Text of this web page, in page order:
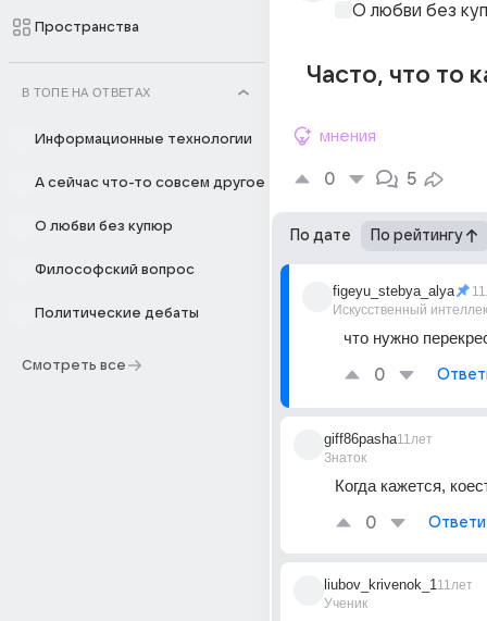
Пространства
В ТОПЕ НА ОТВЕТАХ
Информационные технологии
А сейчас что-то совсем другое
О любви без купюр
Философский вопрос
Политические дебаты
Смотреть все
О любви без
Часто, что то
мнения
0 5
По дате По рейтингу
figeyu_stebya_alya
Искусственный
что нужно
0
giff86pasha
Знаток
11лет
Когда кажется,
0
liubov_krivenok_1
Ученик
11лет